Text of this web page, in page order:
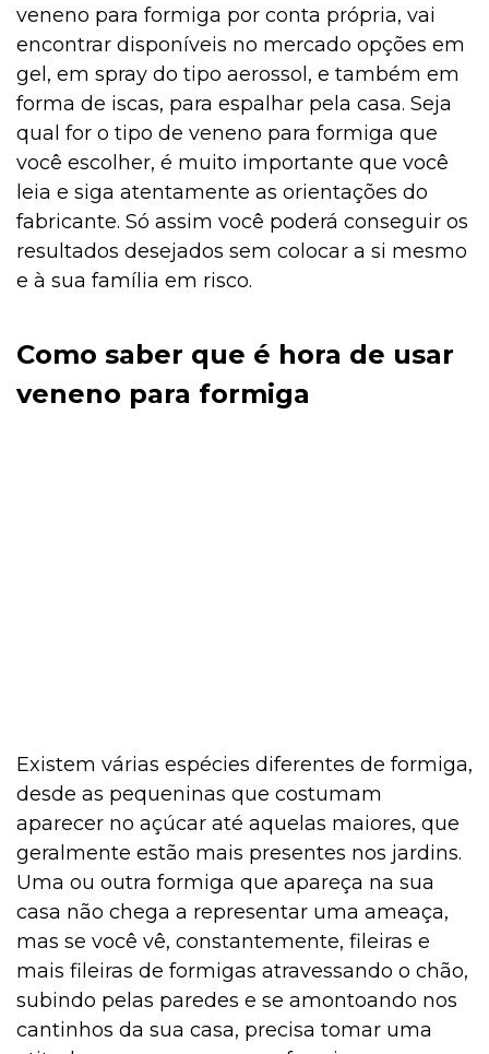
veneno para formiga por conta própria, vai
encontrar disponíveis no mercado opções em
gel, em spray do tipo aerossol, e também em
forma de iscas, para espalhar pela casa. Seja
qual for o tipo de veneno para formiga que
você escolher, é muito importante que você
leia e siga atentamente as orientações do
fabricante. Só assim você poderá conseguir os
resultados desejados sem colocar a si mesmo
e à sua família em risco.
Como saber que é hora de usar
veneno para formiga
Existem várias espécies diferentes de formiga,
desde as pequeninas que costumam
aparecer no açúcar até aquelas maiores, que
geralmente estão mais presentes nos jardins.
Uma ou outra formiga que apareça na sua
casa não chega a representar uma ameaça,
mas se você vê, constantemente, fileiras e
mais fileiras de formigas atravessando o chão,
subindo pelas paredes e se amontoando nos
cantinhos da sua casa, precisa tomar uma